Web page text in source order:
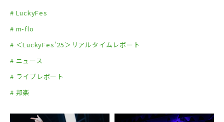
# LuckyFes
# m-flo
# ＜LuckyFes’25＞リアルタイムレポート
# ニュース
# ライブレポート
# 邦楽